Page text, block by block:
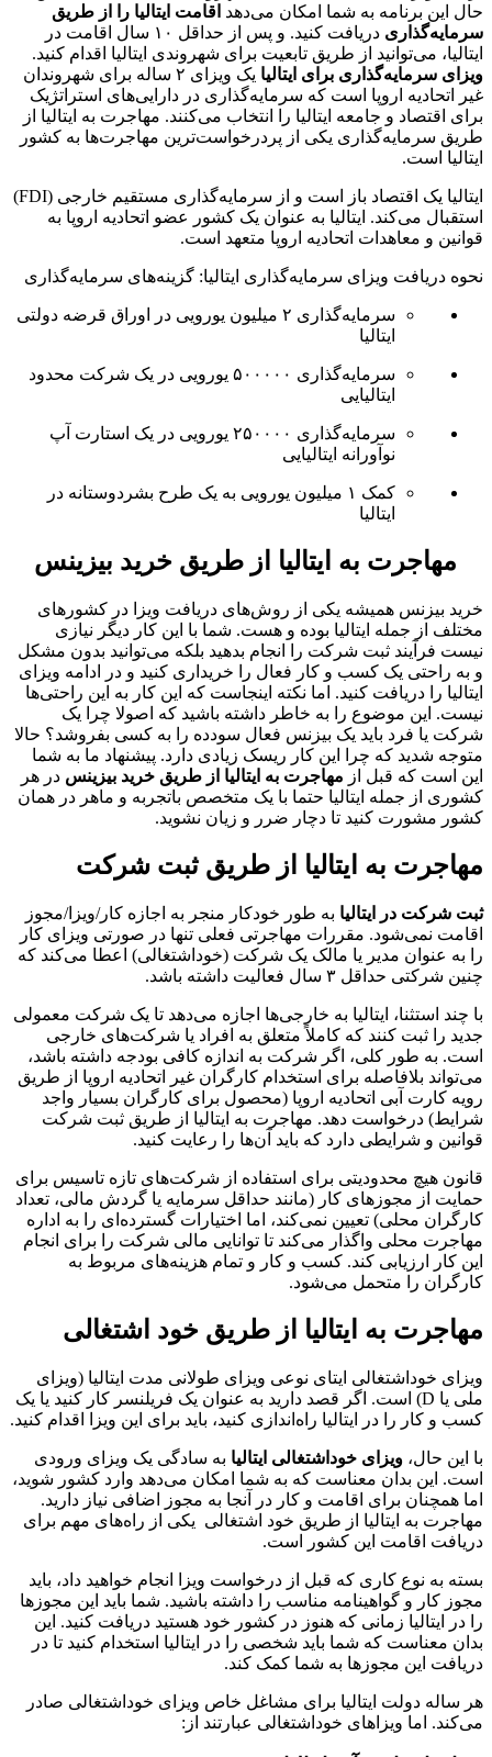
حال این برنامه به شما امکان می‌دهد اقامت ایتالیا را از طریق
سرمایه‌گذاری
دریافت کنید. و پس از حداقل ۱۰ سال اقامت در
ایتالیا، می‌توانید از طریق تابعیت برای شهروندی ایتالیا اقدام کنید.
ویزای سرمایه‌گذاری برای ایتالیا
یک ویزای ۲ ساله برای شهروندان
غیر اتحادیه اروپا است که سرمایه‌گذاری در دارایی‌های استراتژیک
برای اقتصاد و جامعه ایتالیا را انتخاب می‌کنند. مهاجرت به ایتالیا از
طریق سرمایه‌گذاری یکی از پردرخواست‌ترین مهاجرت‌ها به کشور
ایتالیا است.
ایتالیا یک اقتصاد باز است و از سرمایه‌گذاری مستقیم خارجی (FDI)
استقبال می‌کند. ایتالیا به عنوان یک کشور عضو اتحادیه اروپا به
قوانین و معاهدات اتحادیه اروپا متعهد است.
نحوه دریافت ویزای سرمایه‌گذاری ایتالیا: گزینه‌های سرمایه‌گذاری
سرمایه‌گذاری ۲ میلیون یورویی در اوراق قرضه دولتی
ایتالیا
سرمایه‌گذاری ۵۰۰۰۰۰ یورویی در یک شرکت محدود
ایتالیایی
سرمایه‌گذاری ۲۵۰۰۰۰ یورویی در یک استارت آپ
نوآورانه ایتالیایی
کمک ۱ میلیون یورویی به یک طرح بشردوستانه در
ایتالیا
مهاجرت به ایتالیا از طریق خرید بیزینس
خرید بیزنس همیشه یکی از روش‌های دریافت ویزا در کشورهای
مختلف از جمله ایتالیا بوده و هست. شما با این کار دیگر نیازی
نیست فرآیند ثبت شرکت را انجام بدهید بلکه می‌توانید بدون مشکل
و به راحتی یک کسب و کار فعال را خریداری کنید و در ادامه ویزای
ایتالیا را دریافت کنید. اما نکته اینجاست که این کار به این راحتی‌ها
نیست. این موضوع را به خاطر داشته باشید که اصولا چرا یک
شرکت یا فرد باید یک بیزنس فعال سودده را به کسی بفروشد؟ حالا
متوجه شدید که چرا این کار ریسک زیادی دارد. پیشنهاد ما به شما
این است که قبل از مهاجرت به ایتالیا از طریق خرید بیزینس در هر
کشوری از جمله ایتالیا حتما با یک متخصص باتجربه و ماهر در همان
کشور مشورت کنید تا دچار ضرر و زیان نشوید.
مهاجرت به ایتالیا از طریق ثبت شرکت
ثبت شرکت در ایتالیا به طور خودکار منجر به اجازه کار/ویزا/مجوز
اقامت نمی‌شود. مقررات مهاجرتی فعلی تنها در صورتی ویزای کار
را به عنوان مدیر یا مالک یک شرکت (خوداشتغالی) اعطا می‌کند که
چنین شرکتی حداقل ۳ سال فعالیت داشته باشد.
با چند استثنا، ایتالیا به خارجی‌ها اجازه می‌دهد تا یک شرکت معمولی
جدید را ثبت کنند که کاملاً متعلق به افراد یا شرکت‌های خارجی
است. به طور کلی، اگر شرکت به اندازه کافی بودجه داشته باشد،
می‌تواند بلافاصله برای استخدام کارگران غیر اتحادیه اروپا از طریق
رویه کارت آبی اتحادیه اروپا (محصول برای کارگران بسیار واجد
شرایط) درخواست دهد. مهاجرت به ایتالیا از طریق ثبت شرکت
قوانین و شرایطی دارد که باید آن‌ها را رعایت کنید.
قانون هیچ محدودیتی برای استفاده از شرکت‌های تازه تاسیس برای
حمایت از مجوزهای کار (مانند حداقل سرمایه یا گردش مالی، تعداد
کارگران محلی) تعیین نمی‌کند، اما اختیارات گسترده‌ای را به اداره
مهاجرت محلی واگذار می‌کند تا توانایی مالی شرکت را برای انجام
این کار ارزیابی کند. کسب و کار و تمام هزینه‌های مربوط به
کارگران را متحمل می‌شود.
مهاجرت به ایتالیا از طریق خود اشتغالی
ویزای خوداشتغالی ایتای نوعی ویزای طولانی مدت ایتالیا (ویزای
ملی یا D) است. اگر قصد دارید به عنوان یک فریلنسر کار کنید یا یک
کسب و کار را در ایتالیا راه‌اندازی کنید، باید برای این ویزا اقدام کنید.
با این حال، ویزای خوداشتغالی ایتالیا به سادگی یک ویزای ورودی
است. این بدان معناست که به شما امکان می‌دهد وارد کشور شوید،
اما همچنان برای اقامت و کار در آنجا به مجوز اضافی نیاز دارید.
مهاجرت به ایتالیا از طریق خود اشتغالی یکی از راه‌های مهم برای
دریافت اقامت این کشور است.
بسته به نوع کاری که قبل از درخواست ویزا انجام خواهید داد، باید
مجوز کار و گواهینامه مناسب را داشته باشید. شما باید این مجوزها
را در ایتالیا زمانی که هنوز در کشور خود هستید دریافت کنید. این
بدان معناست که شما باید شخصی را در ایتالیا استخدام کنید تا در
دریافت این مجوزها به شما کمک کند.
هر ساله دولت ایتالیا برای مشاغل خاص ویزای خوداشتغالی صادر
می‌کند. اما ویزاهای خوداشتغالی عبارتند از: